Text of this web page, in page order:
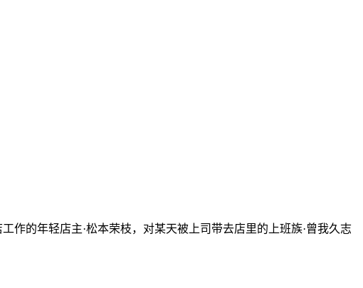
的年轻店主·松本荣枝，对某天被上司带去店里的上班族·曾我久志